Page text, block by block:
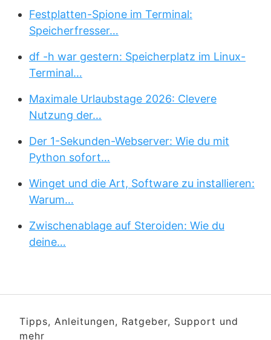
Festplatten-Spione im Terminal:
Speicherfresser…
df -h war gestern: Speicherplatz im Linux-
Terminal…
Maximale Urlaubstage 2026: Clevere
Nutzung der…
Der 1-Sekunden-Webserver: Wie du mit
Python sofort…
Winget und die Art, Software zu installieren:
Warum…
Zwischenablage auf Steroiden: Wie du
deine…
Tipps, Anleitungen, Ratgeber, Support und
mehr